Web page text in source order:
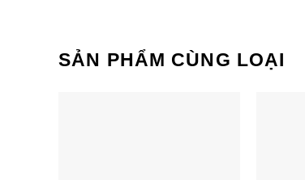
SẢN PHẨM CÙNG LOẠI